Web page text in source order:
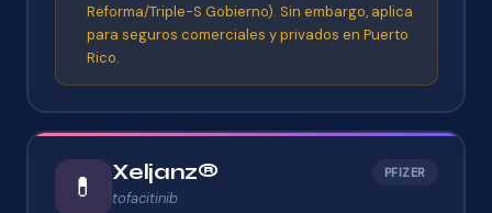
Reforma/Triple-S Gobierno). Sin embargo, aplica
para seguros comerciales y privados en Puerto
Rico.
💊 Xeljanz®
tofacitinib
PFIZER